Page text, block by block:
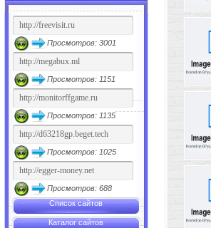
Просмотров: 3001
Просмотров: 1151
Просмотров: 1135
Просмотров: 1025
Просмотров: 688
Список сайтов
Каталог сайтов